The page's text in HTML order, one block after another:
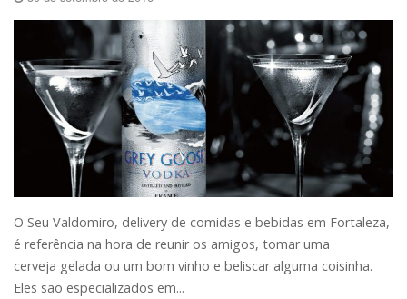
O Seu Valdomiro, delivery de comidas e bebidas em Fortaleza,
é referência na hora de reunir os amigos, tomar uma
cerveja gelada ou um bom vinho e beliscar alguma coisinha.
Eles são especializados em...